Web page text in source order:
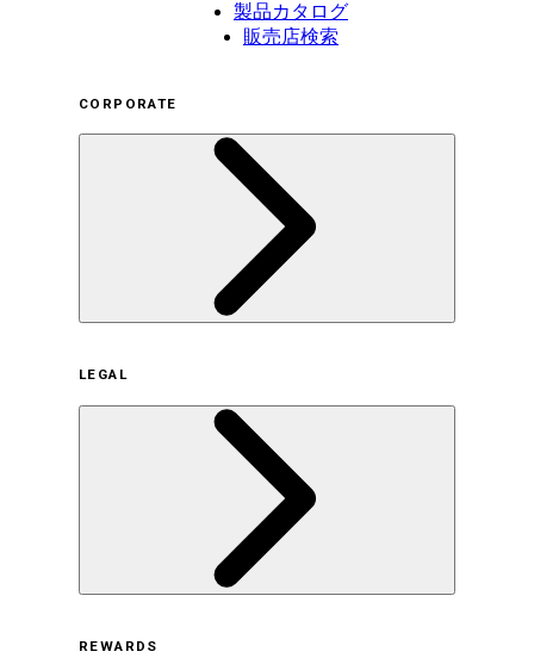
製品カタログ
販売店検索
CORPORATE
サステナビリティの取り組み（日本）
サステナビリティの取り組み（米国/英語）
ヒストリー
採用情報
LEGAL
REWARDS